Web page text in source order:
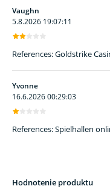
Vaughn
5.8.2026 19:07:11
References: Goldstrike
Yvonne
16.6.2026 00:29:03
References: Spielhallen
Hodnotenie produktu